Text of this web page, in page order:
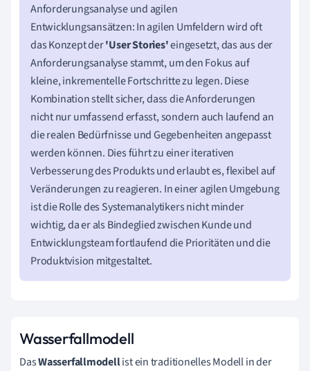
Anforderungsanalyse und agilen
Entwicklungsansätzen: In agilen Umfeldern wird oft
das Konzept der'User Stories'eingesetzt, das aus der
Anforderungsanalyse stammt, um den Fokus auf
kleine, inkrementelle Fortschritte zu legen. Diese
Kombination stellt sicher, dass die Anforderungen
nicht nur umfassend erfasst, sondern auch laufend an
die realen Bedürfnisse und Gegebenheiten angepasst
werden können. Dies führt zu einer iterativen
Verbesserung des Produkts und erlaubt es, flexibel auf
Veränderungen zu reagieren. In einer agilen Umgebung
ist die Rolle des Systemanalytikers nicht minder
wichtig, da er als Bindeglied zwischen Kunde und
Entwicklungsteam fortlaufend die Prioritäten und die
Produktvision mitgestaltet.
Wasserfallmodell
DasWasserfallmodellist ein traditionelles Modell in der